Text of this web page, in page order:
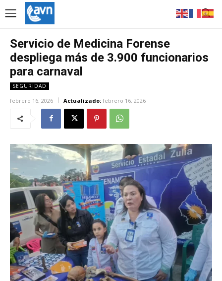
Servicio de Medicina Forense
despliega más de 3.900 funcionarios
para carnaval
SEGURIDAD
febrero 16, 2026 Actualizado: febrero 16, 2026